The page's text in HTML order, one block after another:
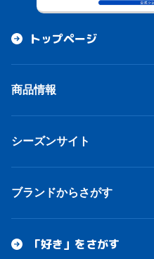
トップページ
商品情報
シーズンサイト
ブランドからさがす
「好き」をさがす